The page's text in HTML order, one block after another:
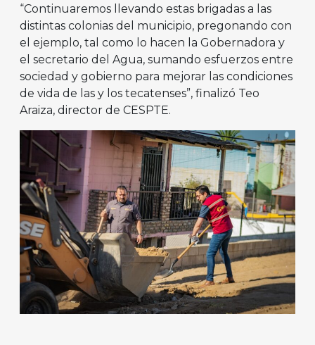
“Continuaremos llevando estas brigadas a las
distintas colonias del municipio, pregonando con
el ejemplo, tal como lo hacen la Gobernadora y
el secretario del Agua, sumando esfuerzos entre
sociedad y gobierno para mejorar las condiciones
de vida de las y los tecatenses”, finalizó Teo
Araiza, director de CESPTE.